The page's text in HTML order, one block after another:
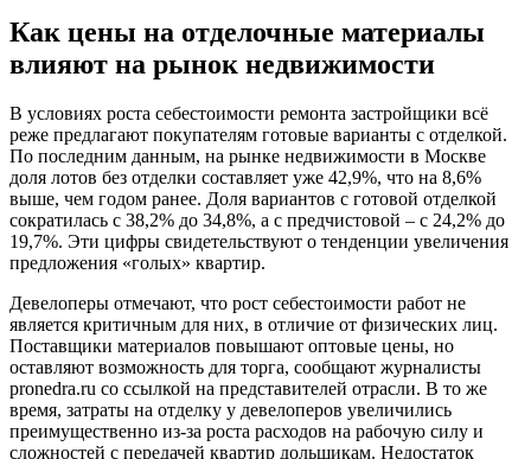
Как цены на отделочные материалы
влияют на рынок недвижимости
В условиях роста себестоимости ремонта застройщики всё
реже предлагают покупателям готовые варианты с отделкой.
По последним данным, на рынке недвижимости в Москве
доля лотов без отделки составляет уже 42,9%, что на 8,6%
выше, чем годом ранее. Доля вариантов с готовой отделкой
сократилась с 38,2% до 34,8%, а с предчистовой – с 24,2% до
19,7%. Эти цифры свидетельствуют о тенденции увеличения
предложения «голых» квартир.
Девелоперы отмечают, что рост себестоимости работ не
является критичным для них, в отличие от физических лиц.
Поставщики материалов повышают оптовые цены, но
оставляют возможность для торга, сообщают журналисты
pronedra.ru со ссылкой на представителей отрасли. В то же
время, затраты на отделку у девелоперов увеличились
преимущественно из-за роста расходов на рабочую силу и
сложностей с передачей квартир дольщикам. Недостаток